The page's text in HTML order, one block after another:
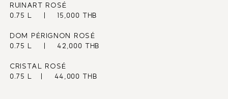
RUINART ROSÉ
0.75 L    |    15,000 THB
DOM PÉRIGNON ROSÉ
0.75 L    |    42,000 THB
CRISTAL ROSÉ
0.75 L   |    44,000 THB